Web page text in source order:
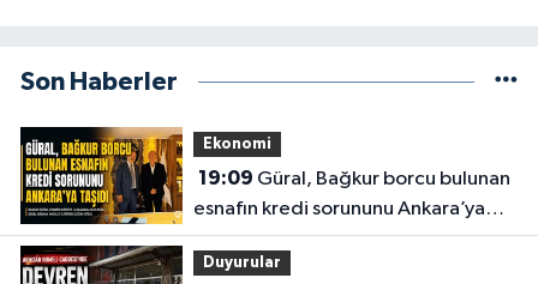
Son Haberler
Ekonomi
19:09
esnafın kredi sorununu Ankara’ya
taşıdı
Duyurular